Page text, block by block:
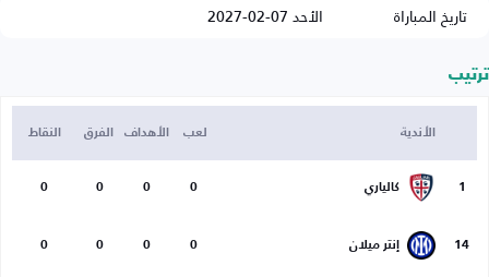
تاريخ المباراة
الأحد 07-02-2027
ترتيب
الأندية لعب الأهداف الفرق النقاط
1 كالياري 0
0
0
0
14 إنتر ميلان 0
0
0
0